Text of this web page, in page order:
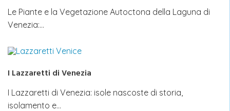
Le Piante e la Vegetazione Autoctona della Laguna di
Venezia:…
I Lazzaretti di Venezia
I Lazzaretti di Venezia: isole nascoste di storia,
isolamento e…